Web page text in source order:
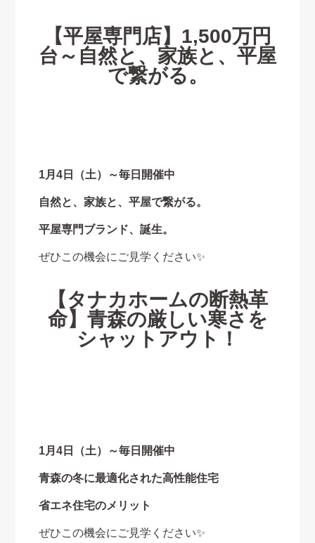
【平屋専門店】1,500万円
台～自然と、家族と、平屋
で繋がる。
1月4日（土）～毎日開催中
自然と、家族と、平屋で繋がる。
平屋専門ブランド、誕生。
ぜひこの機会にご見学ください✨
【タナカホームの断熱革
命】青森の厳しい寒さを
シャットアウト！
1月4日（土）～毎日開催中
青森の冬に最適化された高性能住宅
省エネ住宅のメリット
ぜひこの機会にご見学ください✨